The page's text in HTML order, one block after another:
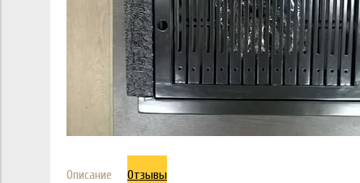
Описание Отзывы